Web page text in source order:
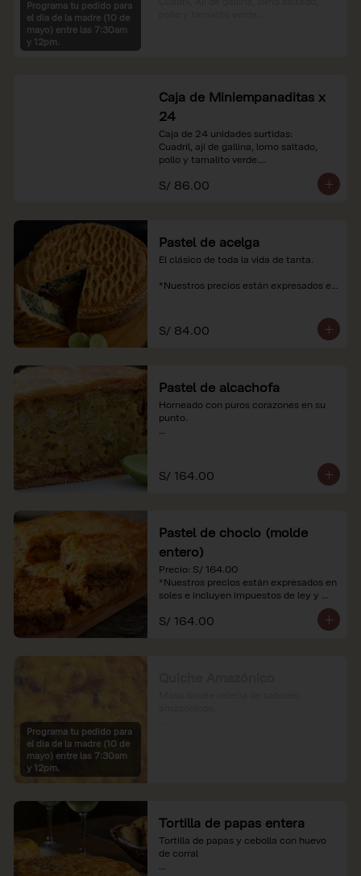
Programa tu pedido para
el dia de la madre (10 de
mayo) entre las 7:30am
y 12pm.
Caja de Miniempanaditas x
24
Caja de 24 unidades surtidas:
Cuadril, ají de gallina, lomo saltado,
pollo y tamalito verde.
*Nuestros precios están expresados en
S/ 86.00
Pastel de acelga
El clásico de toda la vida de tanta.
*Nuestros precios están expresados en
S/ 84.00
Pastel de alcachofa
Horneado con puros corazones en su
punto.
S/ 164.00
Pastel de choclo (molde
entero)
Precio: S/ 164.00
*Nuestros precios están expresados en
soles e incluyen impuestos de ley y
S/ 164.00
Programa tu pedido para
el dia de la madre (10 de
mayo) entre las 7:30am
y 12pm.
Tortilla de papas entera
Tortilla de papas y cebolla con huevo
de corral